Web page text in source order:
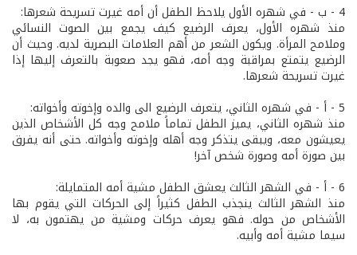
4 - ب - في شهره الأول يلاحظ الطفل أن أمه غيرت تسريحة شعرها:
منذ شهره الأول، يعرف الرضيع كيف يجمع بين الصوت النسائي
وملامح المرأة. ويكون الشعر من أهم العلامات البصرية لديه. وحيث أن
الرضيع يتمتع بمراقبة وجه أمه، فهو يجد صعوبة بالتعرف إليها إذا
غيرت تسريحة شعرها.
5 - أ - في شهره الثاني، يتعرف الرضيع الى والده وإخوته وأخواته:
منذ شهره الثاني، يميز الطفل تماماً ملامح وجه كل الأشخاص الذين
يعيشون معه، ويبقى يتذكر وجه أهله وإخوته وأخواته. حتى أنه يفرق
بين صورة أمه وصورة شخص آخر!
6 - أ - في الشهر الثالث يعشق الطفل مشية أمه المتمايلة:
منذ الشهر الثالث ينجذب الطفل كثيراً إلى الحركات التي يقوم بها
الأشخاص من حوله. فهو يعرف حركات ومشية من يهتمون به، لا
سيما مشية أمه وأبيه.